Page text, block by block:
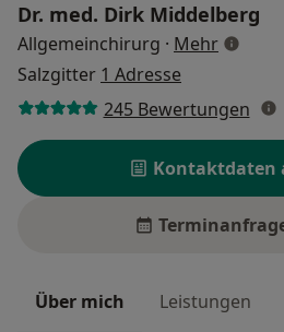
Dr. med. Dirk Middelberg
Allgemeinchirurg · Mehrüber
Salzgitter 1 Adresse
245 Bewertungen
Kontaktdaten
Über mich Leistungen